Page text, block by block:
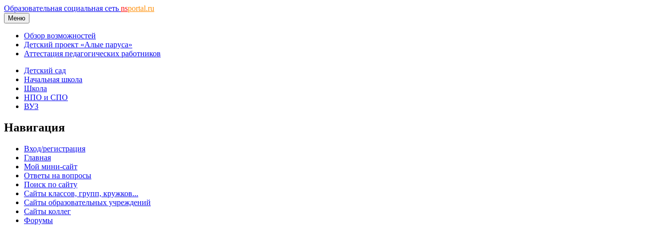
Образовательная социальная сеть nsportal.ru
Меню
Обзор возможностей
Детский проект «Алые паруса»
Аттестация педагогических работников
Детский сад
Начальная школа
Школа
НПО и СПО
ВУЗ
Навигация
Вход/регистрация
Главная
Мой мини-сайт
Ответы на вопросы
Поиск по сайту
Сайты классов, групп, кружков...
Сайты образовательных учреждений
Сайты коллег
Форумы